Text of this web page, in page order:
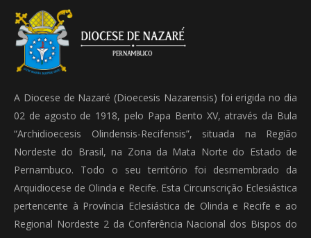
A Diocese de Nazaré (Dioecesis Nazarensis) foi erigida no dia
02 de agosto de 1918, pelo Papa Bento XV, através da Bula
“Archidioecesis Olindensis-Recifensis”, situada na Região
Nordeste do Brasil, na Zona da Mata Norte do Estado de
Pernambuco. Todo o seu território foi desmembrado da
Arquidiocese de Olinda e Recife. Esta Circunscrição Eclesiástica
pertencente à Província Eclesiástica de Olinda e Recife e ao
Regional Nordeste 2 da Conferência Nacional dos Bispos do